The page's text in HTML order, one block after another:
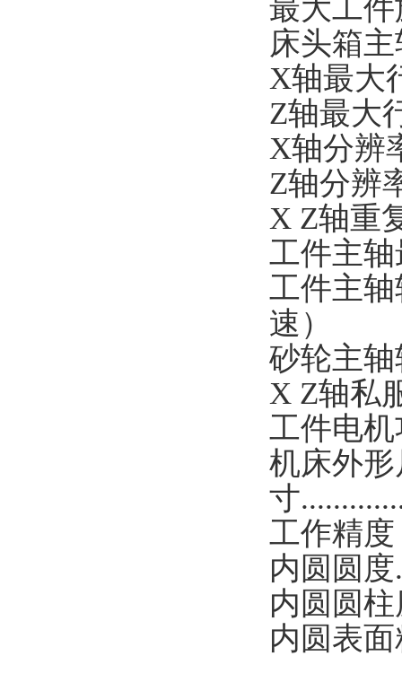
最大工
床头箱
X轴最大
Z轴最大
X轴分辨
Z轴分辨
X Z轴重
工件主
工件主
速）
砂轮主
X Z轴私
工件电
机床外形
寸
工作精度
内圆圆度
内圆圆
内圆表